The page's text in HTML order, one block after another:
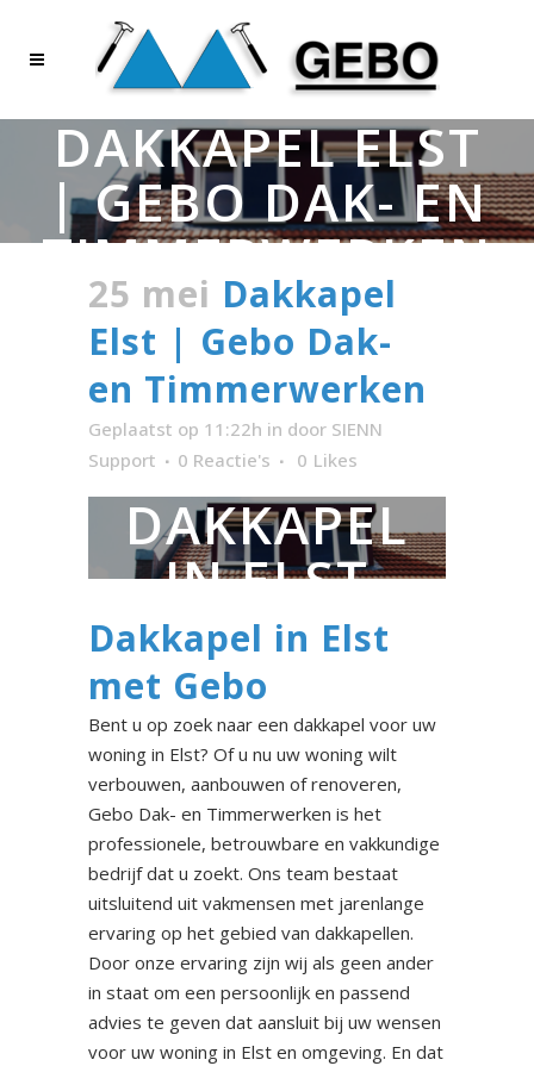
DAKKAPEL ELST
| GEBO DAK- EN
TIMMERWERKEN
25 mei Dakkapel
Elst | Gebo Dak-
en Timmerwerken
Geplaatst op 11:22h in door SIENN
Support
0 Reactie's 0 Likes
DAKKAPEL
IN ELST
Dakkapel in Elst
met Gebo
Bent u op zoek naar een dakkapel voor uw
woning in Elst? Of u nu uw woning wilt
verbouwen, aanbouwen of renoveren,
Gebo Dak- en Timmerwerken is het
professionele, betrouwbare en vakkundige
bedrijf dat u zoekt. Ons team bestaat
uitsluitend uit vakmensen met jarenlange
ervaring op het gebied van dakkapellen.
Door onze ervaring zijn wij als geen ander
in staat om een persoonlijk en passend
advies te geven dat aansluit bij uw wensen
voor uw woning in Elst en omgeving. En dat